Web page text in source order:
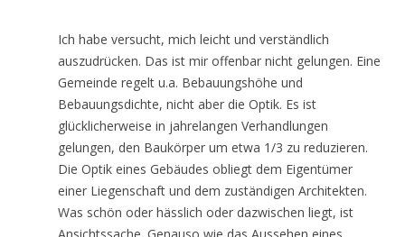
Ich habe versucht, mich leicht und verständlich
auszudrücken. Das ist mir offenbar nicht gelungen. Eine
Gemeinde regelt u.a. Bebauungshöhe und
Bebauungsdichte, nicht aber die Optik. Es ist
glücklicherweise in jahrelangen Verhandlungen
gelungen, den Baukörper um etwa 1/3 zu reduzieren.
Die Optik eines Gebäudes obliegt dem Eigentümer
einer Liegenschaft und dem zuständigen Architekten.
Was schön oder hässlich oder dazwischen liegt, ist